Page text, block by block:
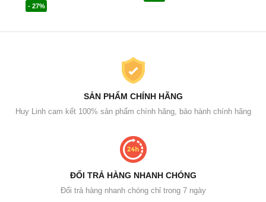
- 27%
SẢN PHẨM CHÍNH HÃNG
Huy Linh cam kết 100% sản phẩm chính hãng, bảo hành chính hãng
ĐỔI TRẢ HÀNG NHANH CHÓNG
Đổi trả hàng nhanh chóng chỉ trong 7 ngày